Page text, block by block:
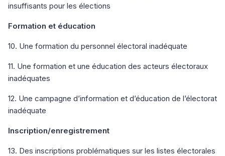
insuffisants pour les élections
Formation et éducation
10. Une formation du personnel électoral inadéquate
11. Une formation et une éducation des acteurs électoraux
inadéquates
12. Une campagne d’information et d’éducation de l’électorat
inadéquate
Inscription/enregistrement
13. Des inscriptions problématiques sur les listes électorales